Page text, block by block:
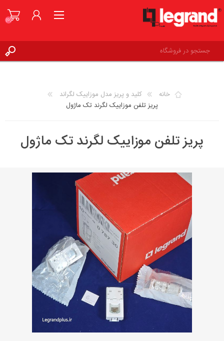
(0)
(0)
خانه
کلید و پریز مدل موزاییک لگراند
پریز تلفن موزاییک لگرند تک ماژول
پریز تلفن موزاییک لگرند تک ماژول